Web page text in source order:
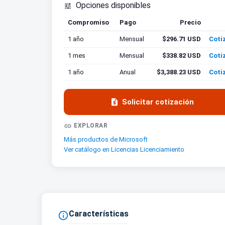
 Opciones disponibles
Compromiso Pago Precio
1 año
Mensual $296.71 USD
1 mes Mensual $338.82 USD
1 año Anual $3,388.23 USD
 Solicitar cotización
 EXPLORAR
Más productos de Microsoft
Ver catálogo en Licencias Licenciamiento
Características